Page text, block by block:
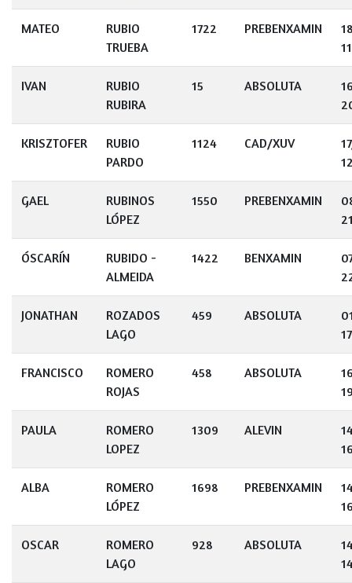
MATEO
RUBIO
TRUEBA
1722 PREBENXAMIN
IVAN
RUBIO
RUBIRA
15 ABSOLUTA
KRISZTOFER
RUBIO
PARDO
1124 CAD/XUV
GAEL
RUBINOS
LÓPEZ
1550 PREBENXAMIN
ÓSCARÍN
RUBIDO -
ALMEIDA
1422 BENXAMIN
JONATHAN
ROZADOS
LAGO
459 ABSOLUTA
FRANCISCO
ROMERO
ROJAS
458 ABSOLUTA
PAULA
ROMERO
LOPEZ
1309 ALEVIN
ALBA
ROMERO
LÓPEZ
1698 PREBENXAMIN
OSCAR
ROMERO
LAGO
928 ABSOLUTA